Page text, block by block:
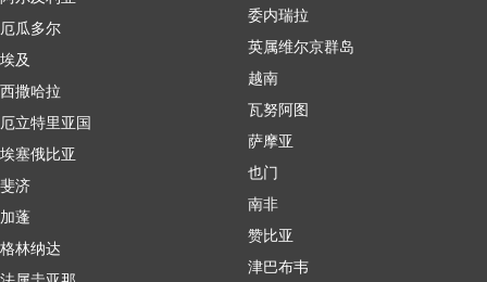
厄瓜多尔
埃及
西撒哈拉
厄立特里亚国
埃塞俄比亚
斐济
加蓬
格林纳达
委内瑞拉
英属维尔京群岛
越南
瓦努阿图
萨摩亚
也门
南非
赞比亚
津巴布韦